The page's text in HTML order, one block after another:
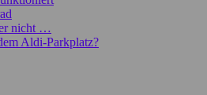
nicht …
Aldi-Parkplatz?